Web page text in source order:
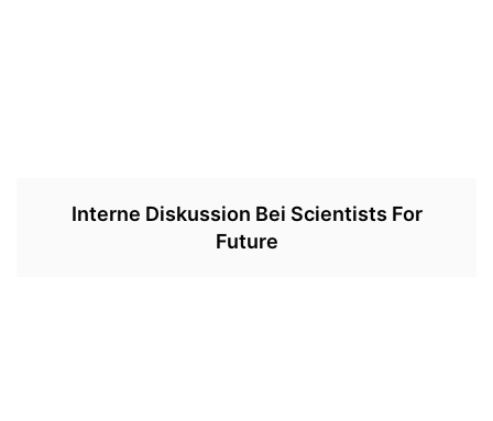
Interne Diskussion Bei Scientists For
Future